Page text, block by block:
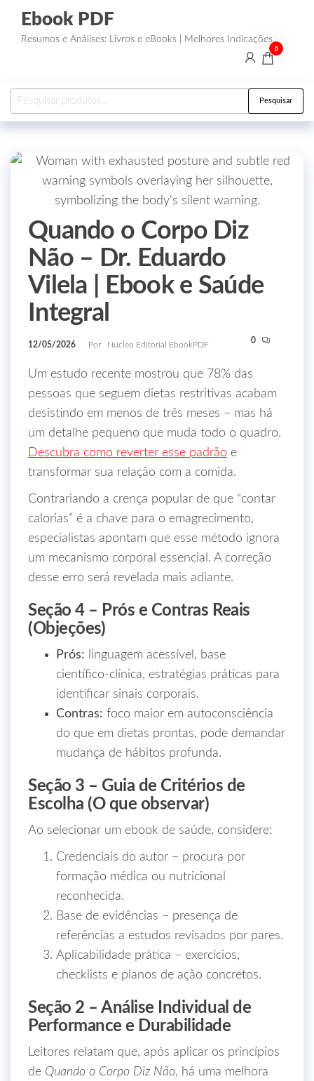
Ebook PDF
Resumos e Análises: Livros e eBooks | Melhores Indicações
0
Pesquisar
Quando o Corpo Diz
Não – Dr. Eduardo
Vilela | Ebook e Saúde
Integral
12/05/2026 Por Núcleo Editorial EbookPDF 0
Um estudo recente mostrou que 78% das
pessoas que seguem dietas restritivas acabam
desistindo em menos de três meses – mas há
um detalhe pequeno que muda todo o quadro.
Descubra como reverter esse padrão e
transformar sua relação com a comida.
Contrariando a crença popular de que “contar
calorias” é a chave para o emagrecimento,
especialistas apontam que esse método ignora
um mecanismo corporal essencial. A correção
desse erro será revelada mais adiante.
Seção 4 – Prós e Contras Reais
(Objeções)
Prós: linguagem acessível, base
científico‑clínica, estratégias práticas para
identificar sinais corporais.
Contras: foco maior em autoconsciência
do que em dietas prontas, pode demandar
mudança de hábitos profunda.
Seção 3 – Guia de Critérios de
Escolha (O que observar)
Ao selecionar um ebook de saúde, considere:
Credenciais do autor – procura por
formação médica ou nutricional
reconhecida.
Base de evidências – presença de
referências a estudos revisados por pares.
Aplicabilidade prática – exercícios,
checklists e planos de ação concretos.
Seção 2 – Análise Individual de
Performance e Durabilidade
Leitores relatam que, após aplicar os princípios
de Quando o Corpo Diz Não, há uma melhora